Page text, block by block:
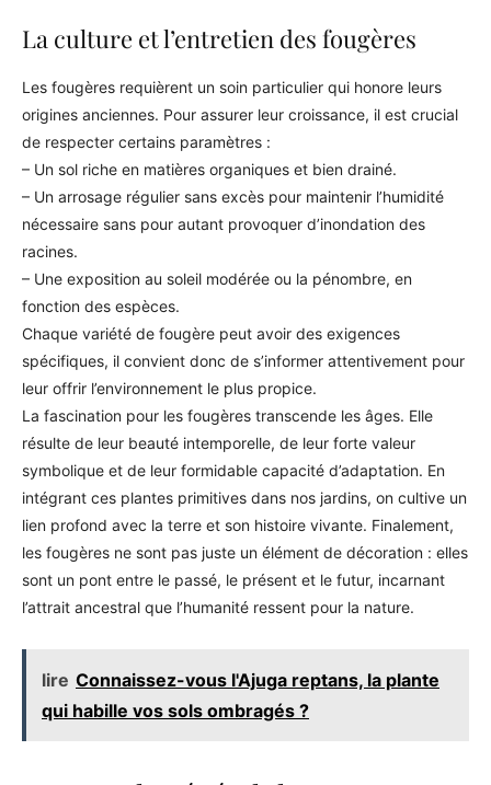
La culture et l’entretien des fougères
Les fougères requièrent un soin particulier qui honore leurs
origines anciennes. Pour assurer leur croissance, il est crucial
de respecter certains paramètres :
– Un sol riche en matières organiques et bien drainé.
– Un arrosage régulier sans excès pour maintenir l’humidité
nécessaire sans pour autant provoquer d’inondation des
racines.
– Une exposition au soleil modérée ou la pénombre, en
fonction des espèces.
Chaque variété de fougère peut avoir des exigences
spécifiques, il convient donc de s’informer attentivement pour
leur offrir l’environnement le plus propice.
La fascination pour les fougères transcende les âges. Elle
résulte de leur beauté intemporelle, de leur forte valeur
symbolique et de leur formidable capacité d’adaptation. En
intégrant ces plantes primitives dans nos jardins, on cultive un
lien profond avec la terre et son histoire vivante. Finalement,
les fougères ne sont pas juste un élément de décoration : elles
sont un pont entre le passé, le présent et le futur, incarnant
l’attrait ancestral que l’humanité ressent pour la nature.
lire Connaissez-vous l'Ajuga reptans, la plante
qui habille vos sols ombragés ?